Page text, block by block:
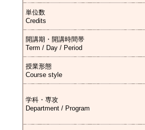
単位数
Credits
開講期・開講時間帯
Term / Day / Period
授業形態
Course style
学科・専攻
Department / Program